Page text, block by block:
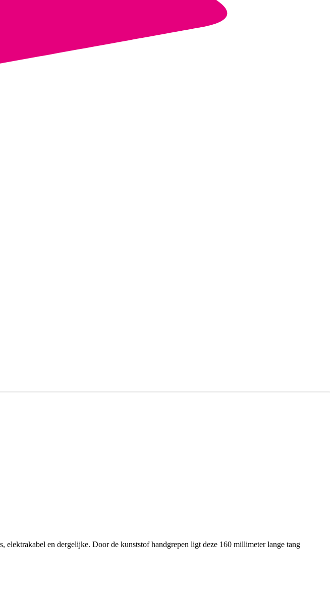
en dergelijke. Door de kunststof handgrepen ligt deze 160 millimeter lange tang